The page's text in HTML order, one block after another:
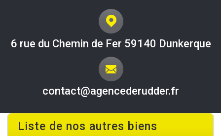
6 rue du Chemin de Fer 59140 Dunkerque
contact@agencederudder.fr
Liste de nos autres biens